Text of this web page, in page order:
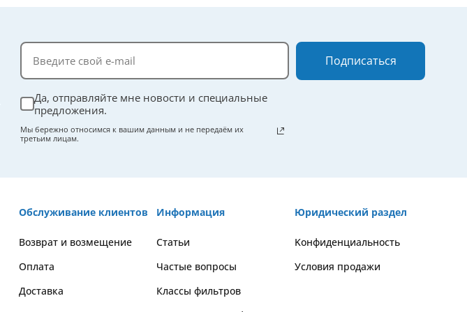
Да, отправляйте мне новости и специальные
предложения.
Мы бережно относимся к вашим данным и не передаём их
третьим лицам.
Подписаться
Обслуживание клиентов
Возврат и возмещение
Оплата
Доставка
Информация
Статьи
Частые вопросы
Классы фильтров
Юридический раздел
Kонфиденциальность
Условия продажи